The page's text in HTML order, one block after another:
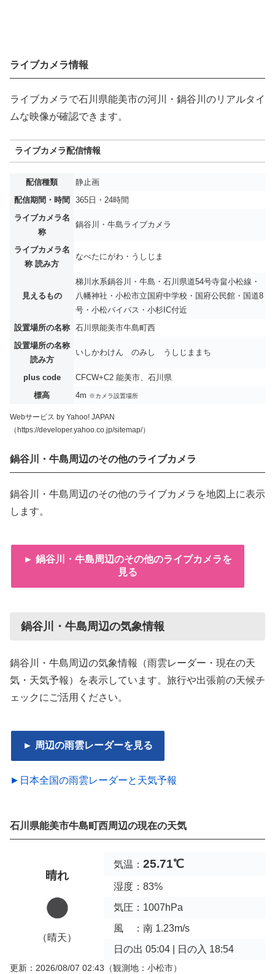
ライブカメラ情報
ライブカメラで石川県能美市の河川・鍋谷川のリアルタイ
ムな映像が確認できます。
ライブカメラ配信情報
配信種類
静止画
配信期間・時間
365日・24時間
ライブカメラ名
称
鍋谷川・牛島ライブカメラ
ライブカメラ名
称 読み方
なべたにがわ・うしじま
見えるもの
梯川水系鍋谷川・牛島・石川県道54号寺畠小松線・
八幡神社・小松市立国府中学校・国府公民館・国道8
号・小松バイパス・小杉IC付近
設置場所の名称
石川県能美市牛島町西
設置場所の名称
読み方
いしかわけん のみし うしじままち
plus code
CFCW+C2 能美市、石川県
標高
4m ※カメラ設置場所
Webサービス by Yahoo! JAPAN
（https://developer.yahoo.co.jp/sitemap/）
鍋谷川・牛島周辺のその他のライブカメラ
鍋谷川・牛島周辺のその他のライブカメラを地図上に表示
します。
► 鍋谷川・牛島周辺のその他のライブカメラを
見る
鍋谷川・牛島周辺の気象情報
鍋谷川・牛島周辺の気象情報（雨雲レーダー・現在の天
気・天気予報）を表示しています。旅行や出張前の天候チ
ェックにご活用ください。
► 周辺の雨雲レーダーを見る
►日本全国の雨雲レーダーと天気予報
石川県能美市牛島町西周辺の現在の天気
晴れ
（晴天）
気温： 25.71℃
湿度：83%
気圧：1007hPa
風 ：南 1.23m/s
日の出 05:04 | 日の入 18:54
更新：2026/08/07 02:43 （観測地：小松市）